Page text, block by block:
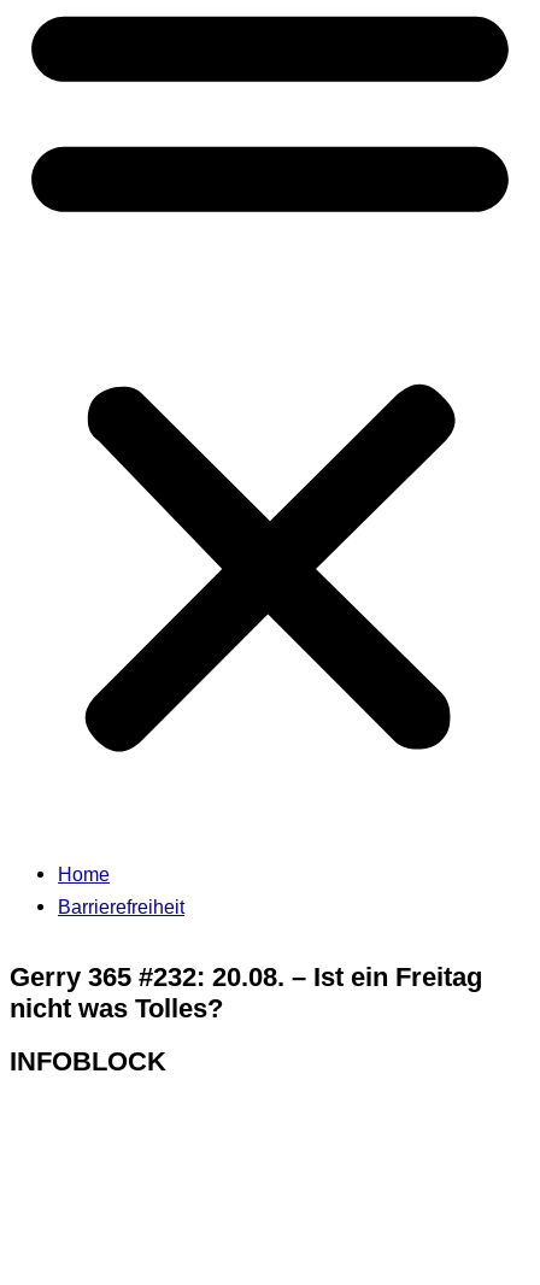
Home
Barrierefreiheit
Gerry 365 #232: 20.08. – Ist ein Freitag
nicht was Tolles?
INFOBLOCK